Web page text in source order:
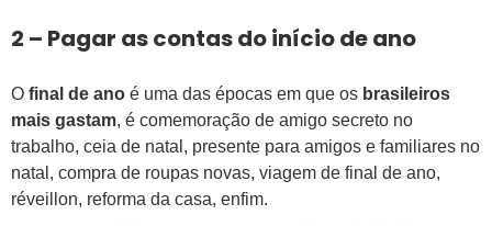
2 – Pagar as contas do início de ano
O final de ano é uma das épocas em que os brasileiros
mais gastam, é comemoração de amigo secreto no
trabalho, ceia de natal, presente para amigos e familiares no
natal, compra de roupas novas, viagem de final de ano,
réveillon, reforma da casa, enfim.